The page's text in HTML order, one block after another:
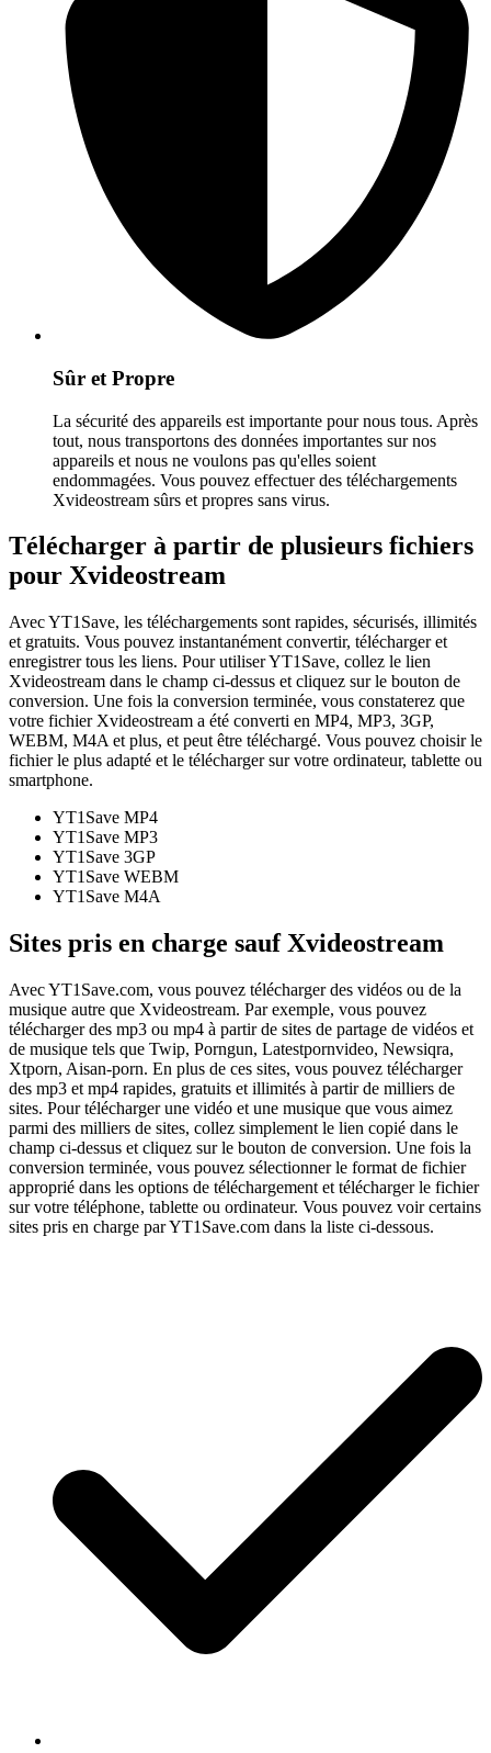
Sûr et Propre
La sécurité des appareils est importante pour nous tous. Après
tout, nous transportons des données importantes sur nos
appareils et nous ne voulons pas qu'elles soient
endommagées. Vous pouvez effectuer des téléchargements
Xvideostream sûrs et propres sans virus.
Télécharger à partir de plusieurs fichiers
pour Xvideostream
Avec YT1Save, les téléchargements sont rapides, sécurisés, illimités
et gratuits. Vous pouvez instantanément convertir, télécharger et
enregistrer tous les liens. Pour utiliser YT1Save, collez le lien
Xvideostream dans le champ ci-dessus et cliquez sur le bouton de
conversion. Une fois la conversion terminée, vous constaterez que
votre fichier Xvideostream a été converti en MP4, MP3, 3GP,
WEBM, M4A et plus, et peut être téléchargé. Vous pouvez choisir le
fichier le plus adapté et le télécharger sur votre ordinateur, tablette ou
smartphone.
YT1Save MP4
YT1Save MP3
YT1Save 3GP
YT1Save WEBM
YT1Save M4A
Sites pris en charge sauf Xvideostream
Avec YT1Save.com, vous pouvez télécharger des vidéos ou de la
musique autre que Xvideostream. Par exemple, vous pouvez
télécharger des mp3 ou mp4 à partir de sites de partage de vidéos et
de musique tels que Twip, Porngun, Latestpornvideo, Newsiqra,
Xtporn, Aisan-porn. En plus de ces sites, vous pouvez télécharger
des mp3 et mp4 rapides, gratuits et illimités à partir de milliers de
sites. Pour télécharger une vidéo et une musique que vous aimez
parmi des milliers de sites, collez simplement le lien copié dans le
champ ci-dessus et cliquez sur le bouton de conversion. Une fois la
conversion terminée, vous pouvez sélectionner le format de fichier
approprié dans les options de téléchargement et télécharger le fichier
sur votre téléphone, tablette ou ordinateur. Vous pouvez voir certains
sites pris en charge par YT1Save.com dans la liste ci-dessous.